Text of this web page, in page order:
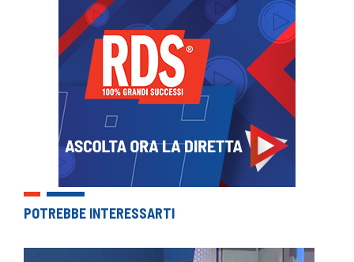
POTREBBE INTERESSARTI